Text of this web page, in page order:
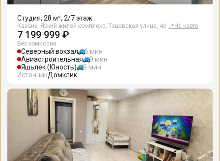
Студия, 28 м², 2/7 этаж
Казань, Яркий жилой комплекс, Тэцевская улица, 4е 📍 На карте
7 199 999 ₽
Без комиссии
Северный вокзал
6 мин
Авиастроительная
9 мин
Яшьлек (Юность)
9 мин
ИсточникДомклик